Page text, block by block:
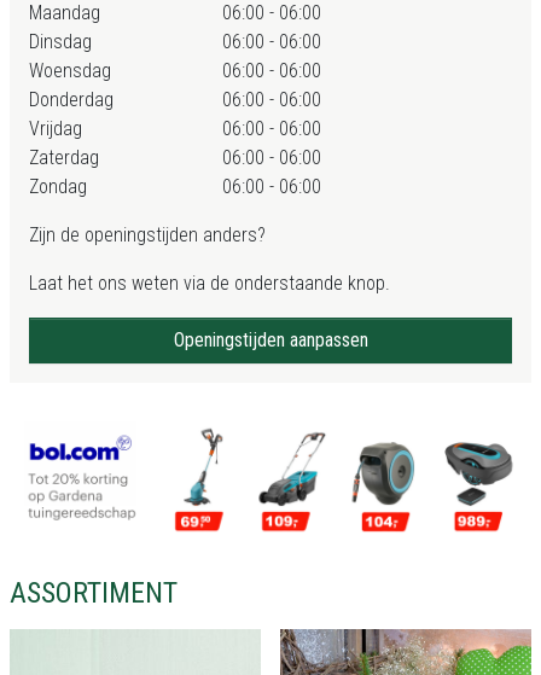
Maandag
06:00 - 06:00
Dinsdag
06:00 - 06:00
Woensdag
06:00 - 06:00
Donderdag
06:00 - 06:00
Vrijdag
06:00 - 06:00
Zaterdag
06:00 - 06:00
Zondag
06:00 - 06:00
Zijn de openingstijden anders?
Laat het ons weten via de onderstaande knop.
Openingstijden aanpassen
ASSORTIMENT